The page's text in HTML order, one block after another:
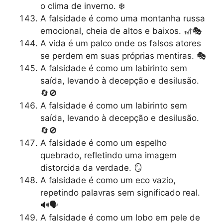
o clima de inverno. ❄️
A falsidade é como uma montanha russa
emocional, cheia de altos e baixos. 🎢🎭
A vida é um palco onde os falsos atores
se perdem em suas próprias mentiras. 🎭
A falsidade é como um labirinto sem
saída, levando à decepção e desilusão.
🔄🚫
A falsidade é como um labirinto sem
saída, levando à decepção e desilusão.
🔄🚫
A falsidade é como um espelho
quebrado, refletindo uma imagem
distorcida da verdade. 🪞
A falsidade é como um eco vazio,
repetindo palavras sem significado real.
🔊🗣️
A falsidade é como um lobo em pele de